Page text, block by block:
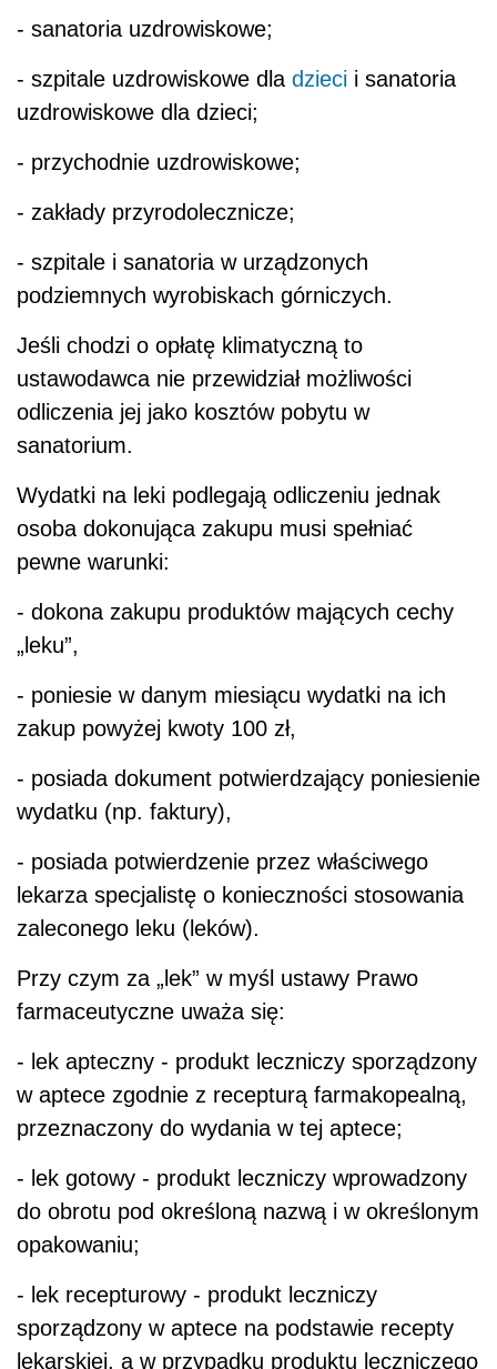
- sanatoria uzdrowiskowe;
- szpitale uzdrowiskowe dla dzieci i sanatoria
uzdrowiskowe dla dzieci;
- przychodnie uzdrowiskowe;
- zakłady przyrodolecznicze;
- szpitale i sanatoria w urządzonych
podziemnych wyrobiskach górniczych.
Jeśli chodzi o opłatę klimatyczną to
ustawodawca nie przewidział możliwości
odliczenia jej jako kosztów pobytu w
sanatorium.
Wydatki na leki podlegają odliczeniu jednak
osoba dokonująca zakupu musi spełniać
pewne warunki:
- dokona zakupu produktów mających cechy
„leku”,
- poniesie w danym miesiącu wydatki na ich
zakup powyżej kwoty 100 zł,
- posiada dokument potwierdzający poniesienie
wydatku (np. faktury),
- posiada potwierdzenie przez właściwego
lekarza specjalistę o konieczności stosowania
zaleconego leku (leków).
Przy czym za „lek” w myśl ustawy Prawo
farmaceutyczne uważa się:
- lek apteczny - produkt leczniczy sporządzony
w aptece zgodnie z recepturą farmakopealną,
przeznaczony do wydania w tej aptece;
- lek gotowy - produkt leczniczy wprowadzony
do obrotu pod określoną nazwą i w określonym
opakowaniu;
- lek recepturowy - produkt leczniczy
sporządzony w aptece na podstawie recepty
lekarskiej, a w przypadku produktu leczniczego